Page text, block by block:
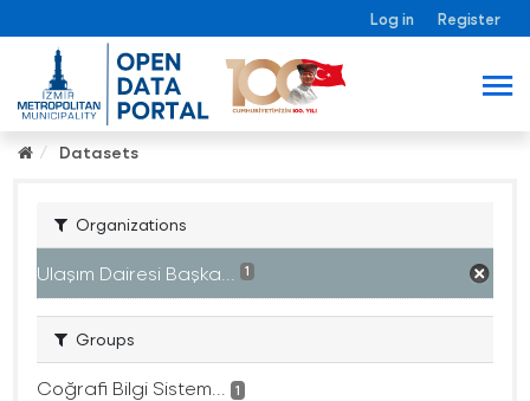
Log in Register
Datasets
Organizations
Ulaşım Dairesi Başka... 1
Groups
Coğrafi Bilgi Sistem... 1